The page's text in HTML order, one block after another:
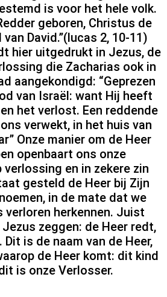
is voor het hele volk.
geboren, Christus de
David.”(lucas 2, 10-11)
hier uitgedrukt in Jezus, de
die Zacharias ook in
aangekondigd: “Geprezen
van Israël: want Hij heeft
het verlost. Een reddende
verwekt, in het huis van
Onze manier om de Heer
openbaart ons onze
en in zekere zin
gesteld de Heer bij Zijn
in de mate dat we
verloren herkennen. Juist
zeggen: de Heer redt,
is de naam van de Heer,
de Heer komt: dit kind
is onze Verlosser.